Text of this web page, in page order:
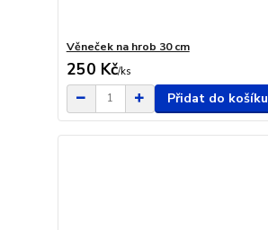
Věneček na hrob 30 cm
250 Kč/ks
Přidat do košíku